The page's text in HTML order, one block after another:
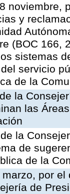
noviembre,
y
(BOC 166,
sistemas
servicio
de la
la
las
la
de
de la
por
de